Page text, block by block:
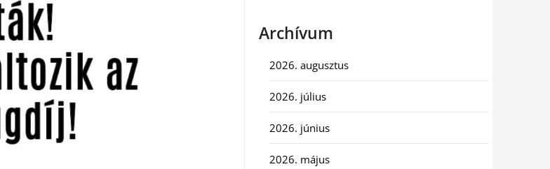
Archívum
2026. augusztus
2026. július
2026. június
2026. május